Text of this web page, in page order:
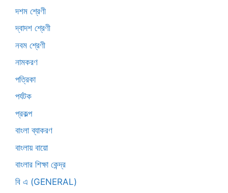
দশম শ্রেণী
দ্বাদশ শ্রেণী
নবম শ্রেণী
নামকরণ
পত্রিকা
পর্যটক
প্রকল্প
বাংলা ব্যাকরণ
বাংলায় বায়ো
বাংলার শিক্ষা কেন্দ্র
বি এ (GENERAL)